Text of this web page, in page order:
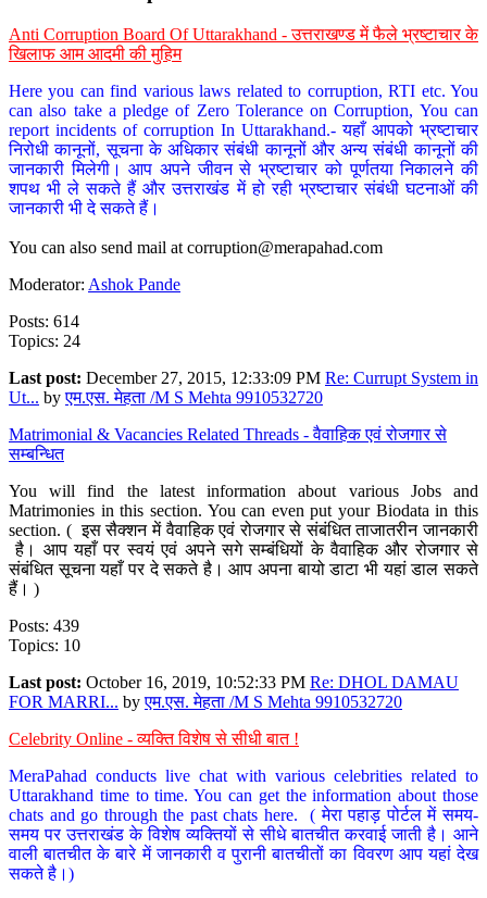
Anti Corruption Board Of Uttarakhand - उत्तराखण्ड में फैले भ्रष्टाचार के
खिलाफ आम आदमी की मुहिम
Here you can find various laws related to corruption, RTI etc. You
can also take a pledge of Zero Tolerance on Corruption, You can
report incidents of corruption In Uttarakhand.- यहाँ आपको भ्रष्टाचार
निरोधी कानूनों, सूचना के अधिकार संबंधी कानूनों और अन्य संबंधी कानूनों की
जानकारी मिलेगी। आप अपने जीवन से भ्रष्टाचार को पूर्णतया निकालने की
शपथ भी ले सकते हैं और उत्तराखंड में हो रही भ्रष्टाचार संबंधी घटनाओं की
जानकारी भी दे सकते हैं।
You can also send mail at corruption@merapahad.com
Moderator: Ashok Pande
Posts: 614
Topics: 24
Last post: December 27, 2015, 12:33:09 PM Re: Currupt System in
Ut... byएम.एस. मेहता /M S Mehta 9910532720
Matrimonial & Vacancies Related Threads - वैवाहिक एवं रोजगार से
सम्बन्धित
You will find the latest information about various Jobs and
Matrimonies in this section. You can even put your Biodata in this
section. ( इस सैक्शन में वैवाहिक एवं रोजगार से संबंधित ताजातरीन जानकारी
है। आप यहाँ पर स्वयं एवं अपने सगे सम्बंधियों के वैवाहिक और रोजगार से
संबंधित सूचना यहाँ पर दे सकते है। आप अपना बायो डाटा भी यहां डाल सकते
हैं। )
Posts: 439
Topics: 10
Last post: October 16, 2019, 10:52:33 PM Re: DHOL DAMAU
FOR MARRI... byएम.एस. मेहता /M S Mehta 9910532720
Celebrity Online - व्यक्ति विशेष से सीधी बात !
MeraPahad conducts live chat with various celebrities related to
Uttarakhand time to time. You can get the information about those
chats and go through the past chats here. ( मेरा पहाड़ पोर्टल में समय-
समय पर उत्तराखंड के विशेष व्यक्तियों से सीधे बातचीत करवाई जाती है। आने
वाली बातचीत के बारे में जानकारी व पुरानी बातचीतों का विवरण आप यहां देख
सकते है।)